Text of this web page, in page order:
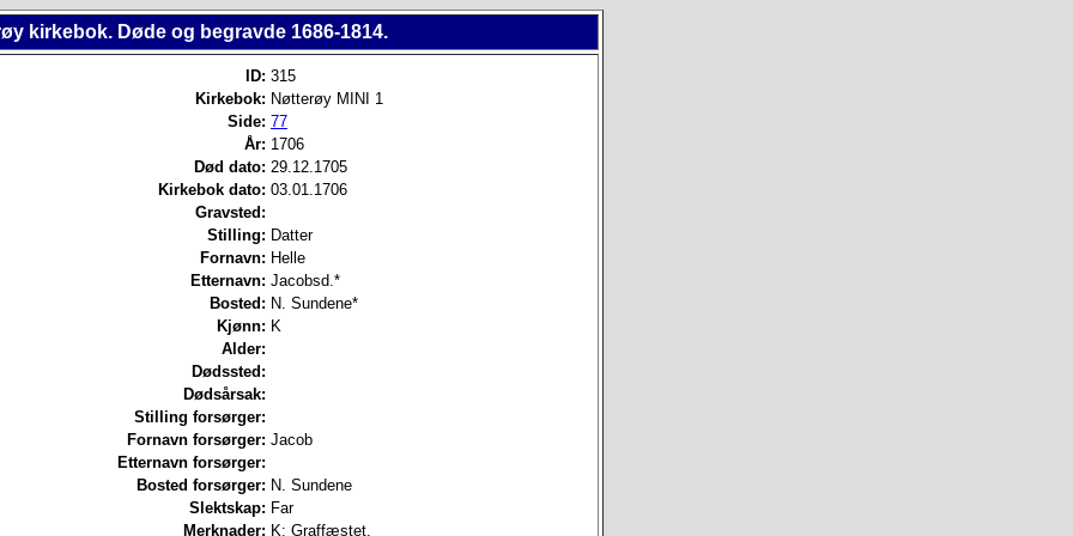
kirkebok. Døde og begravde 1686-1814.
ID: 315
Kirkebok: Nøtterøy MINI 1
Side: 77
År: 1706
Død dato: 29.12.1705
Kirkebok dato: 03.01.1706
Gravsted:
Stilling: Datter
Fornavn: Helle
Etternavn: Jacobsd.*
Bosted: N. Sundene*
Kjønn: K
Alder:
Dødssted:
Dødsårsak:
Stilling forsørger:
Fornavn forsørger: Jacob
Etternavn forsørger:
Bosted forsørger: N. Sundene
Slektskap: Far
Merknader: K: Graffæstet.